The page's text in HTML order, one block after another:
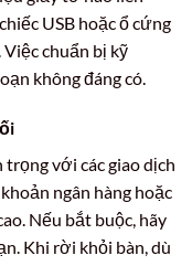
USB hoặc ổ cứng
chuẩn bị kỹ
không đáng có.
trọng với các giao dịch
ngân hàng hoặc
Nếu bắt buộc, hãy
Khi rời khỏi bàn, dù